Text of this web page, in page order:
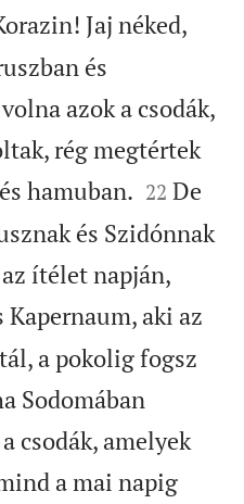
Jaj néked,
és
azok a csodák,
rég megtértek
hamuban. 

22 De
és Szidónnak
ítélet napján,
Kapernaum, aki az
a pokolig fogsz
Sodomában
csodák, amelyek
a mai napig